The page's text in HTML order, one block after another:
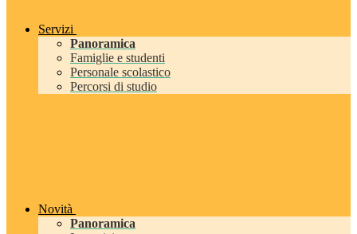
Servizi
Panoramica
Famiglie e studenti
Personale scolastico
Percorsi di studio
Novità
Panoramica